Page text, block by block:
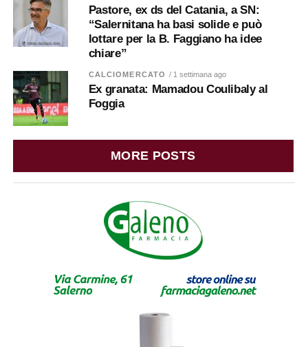
Pastore, ex ds del Catania, a SN:
“Salernitana ha basi solide e può
lottare per la B. Faggiano ha idee
chiare”
CALCIOMERCATO / 1 settimana ago
Ex granata: Mamadou Coulibaly al
Foggia
MORE POSTS